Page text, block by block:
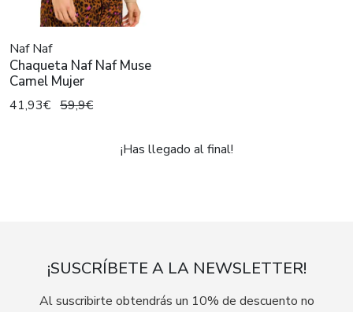
Naf Naf
Chaqueta Naf Naf Muse
Camel Mujer
41,93€ 59,9€
¡Has llegado al final!
¡SUSCRÍBETE A LA NEWSLETTER!
Al suscribirte obtendrás un 10% de descuento no